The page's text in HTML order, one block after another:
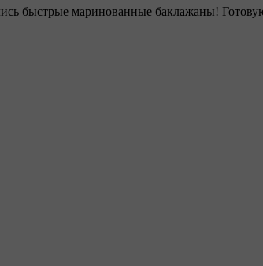
быстрые маринованные баклажаны!